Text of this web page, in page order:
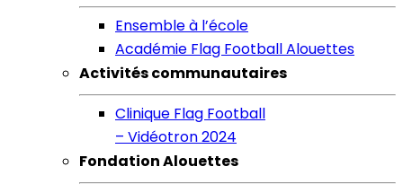
Ensemble à l’école
Académie Flag Football Alouettes
Activités communautaires
Clinique Flag Football
– Vidéotron 2024
Fondation Alouettes